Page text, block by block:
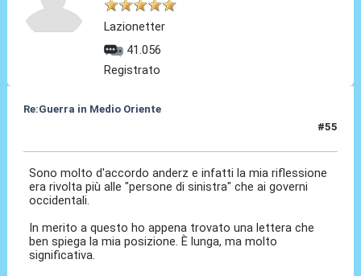
Lazionetter
41.056
Registrato
Re:Guerra in Medio Oriente
#55
Sono molto d'accordo anderz e infatti la mia riflessione
era rivolta più alle "persone di sinistra" che ai governi
occidentali.
In merito a questo ho appena trovato una lettera che
ben spiega la mia posizione. È lunga, ma molto
significativa.